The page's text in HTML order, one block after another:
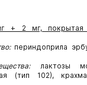
+ 2 мг, покрытая
периндоприла
лактозы
(тип 102),